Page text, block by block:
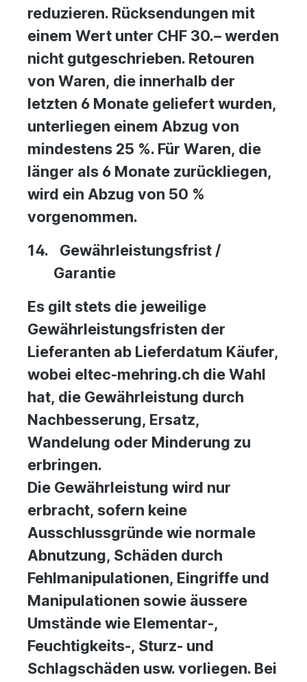
reduzieren. Rücksendungen mit
einem Wert unter CHF 30.– werden
nicht gutgeschrieben. Retouren
von Waren, die innerhalb der
letzten 6 Monate geliefert wurden,
unterliegen einem Abzug von
mindestens 25 %. Für Waren, die
länger als 6 Monate zurückliegen,
wird ein Abzug von 50 %
vorgenommen.
14.
Gewährleistungsfrist /
Garantie
Es gilt stets die jeweilige
Gewährleistungsfristen der
Lieferanten ab Lieferdatum Käufer,
wobei eltec-mehring.ch die Wahl
hat, die Gewährleistung durch
Nachbesserung, Ersatz,
Wandelung oder Minderung zu
erbringen.
Die Gewährleistung wird nur
erbracht, sofern keine
Ausschlussgründe wie normale
Abnutzung, Schäden durch
Fehlmanipulationen, Eingriffe und
Manipulationen sowie äussere
Umstände wie Elementar-,
Feuchtigkeits-, Sturz- und
Schlagschäden usw. vorliegen. Bei